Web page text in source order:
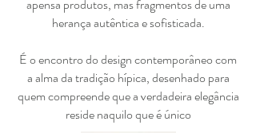
apensa produtos, mas fragmentos de uma
herança autêntica e sofisticada.
É o encontro do design contemporâneo com
a alma da tradição hípica, desenhado para
quem compreende que a verdadeira elegância
reside naquilo que é único